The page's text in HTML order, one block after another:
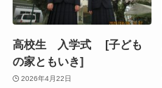
高校生 入学式 [子ども
の家ともいき]
2026年4月22日